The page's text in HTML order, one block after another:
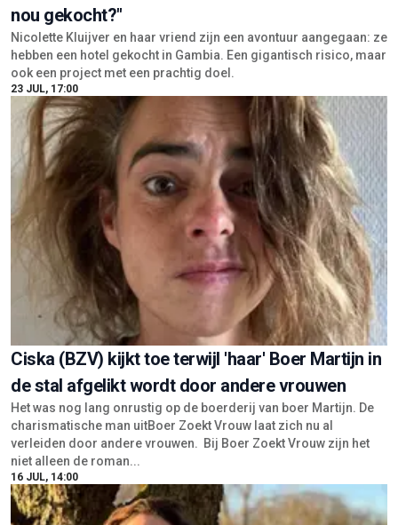
nou gekocht?"
Nicolette Kluijver en haar vriend zijn een avontuur aangegaan: ze
hebben een hotel gekocht in Gambia. Een gigantisch risico, maar
ook een project met een prachtig doel.
23 JUL, 17:00
Ciska (BZV) kijkt toe terwijl 'haar' Boer Martijn in
de stal afgelikt wordt door andere vrouwen
Het was nog lang onrustig op de boerderij van boer Martijn. De
charismatische man uitBoer Zoekt Vrouw laat zich nu al
verleiden door andere vrouwen. Bij Boer Zoekt Vrouw zijn het
niet alleen de roman...
16 JUL, 14:00